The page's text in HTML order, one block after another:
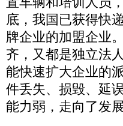
底，我国已获得快
牌企业的加盟企业
齐，又都是独立法
能快速扩大企业的
件丢失、损毁、延
能力弱，走向了发